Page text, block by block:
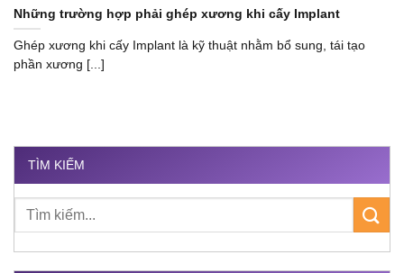
Những trường hợp phải ghép xương khi cấy Implant
Ghép xương khi cấy Implant là kỹ thuật nhằm bổ sung, tái tạo
phần xương [...]
TÌM KIẾM